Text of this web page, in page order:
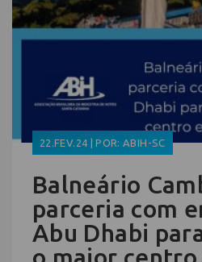
22.FEV.24 | POR: ABIH-SC
Balneário
parceria com
Abu Dhabi